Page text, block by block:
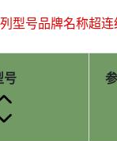
型号品牌名称超连
号